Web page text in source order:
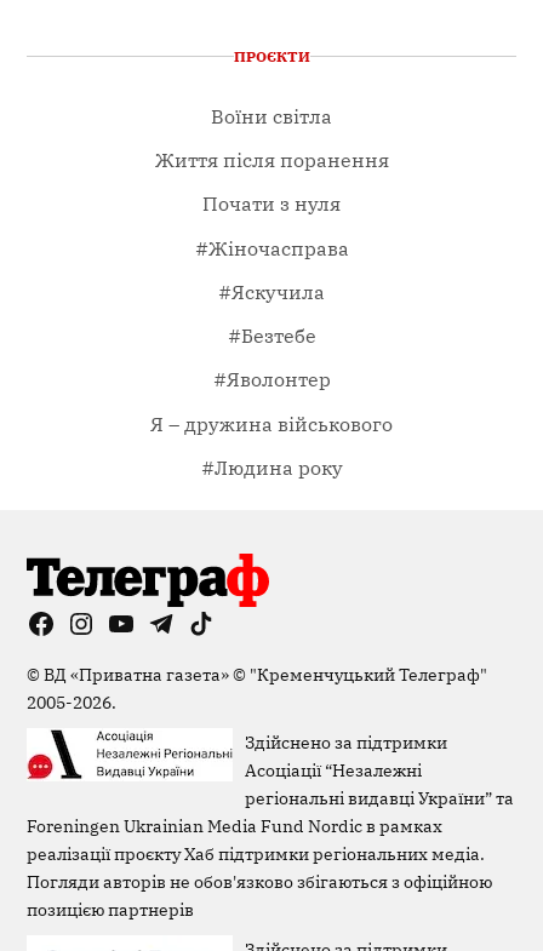
ПРОЄКТИ
Воїни світла
Життя після поранення
Почати з нуля
#Жіночасправа
#Яскучила
#Безтебе
#Яволонтер
Я – дружина військового
#Людина року
FacebookInstagram
YouTubeTelegramTikTok
©ВД «Приватна газета»© "Кременчуцький Телеграф"
2005-2026.
Здійснено за підтримки
Асоціації “Незалежні
регіональні видавці України” та
Foreningen Ukrainian Media Fund Nordic в рамках
реалізації проєкту Хаб підтримки регіональних медіа.
Погляди авторів не обов'язково збігаються з офіційною
позицією партнерів